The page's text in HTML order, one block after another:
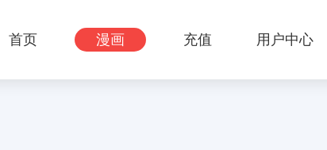
首页 漫画 充值 用户中心